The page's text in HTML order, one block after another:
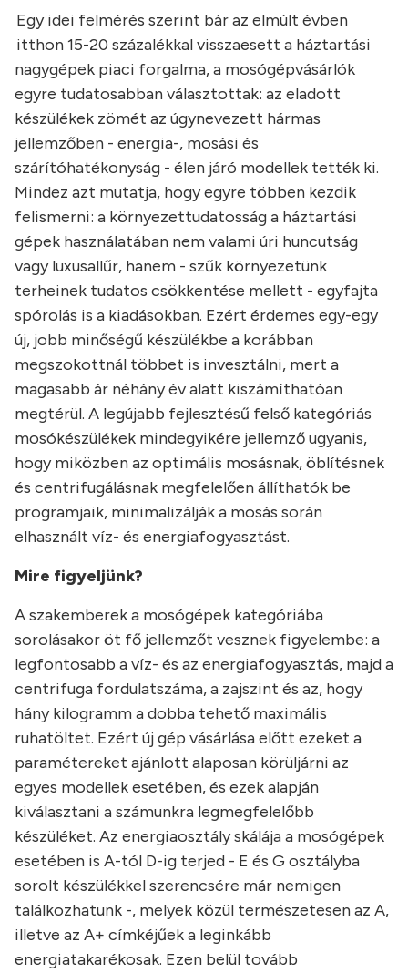
Egy idei felmérés szerint bár az elmúlt évben
itthon 15-20 százalékkal visszaesett a háztartási
nagygépek piaci forgalma, a mosógépvásárlók
egyre tudatosabban választottak: az eladott
készülékek zömét az úgynevezett hármas
jellemzőben - energia-, mosási és
szárítóhatékonyság - élen járó modellek tették ki.
Mindez azt mutatja, hogy egyre többen kezdik
felismerni: a környezettudatosság a háztartási
gépek használatában nem valami úri huncutság
vagy luxusallűr, hanem - szűk környezetünk
terheinek tudatos csökkentése mellett - egyfajta
spórolás is a kiadásokban. Ezért érdemes egy-egy
új, jobb minőségű készülékbe a korábban
megszokottnál többet is invesztálni, mert a
magasabb ár néhány év alatt kiszámíthatóan
megtérül. A legújabb fejlesztésű felső kategóriás
mosókészülékek mindegyikére jellemző ugyanis,
hogy miközben az optimális mosásnak, öblítésnek
és centrifugálásnak megfelelően állíthatók be
programjaik, minimalizálják a mosás során
elhasznált víz- és energiafogyasztást.
Mire figyeljünk?
A szakemberek a mosógépek kategóriába
sorolásakor öt fő jellemzőt vesznek figyelembe: a
legfontosabb a víz- és az energiafogyasztás, majd a
centrifuga fordulatszáma, a zajszint és az, hogy
hány kilogramm a dobba tehető maximális
ruhatöltet. Ezért új gép vásárlása előtt ezeket a
paramétereket ajánlott alaposan körüljárni az
egyes modellek esetében, és ezek alapján
kiválasztani a számunkra legmegfelelőbb
készüléket. Az energiaosztály skálája a mosógépek
esetében is A-tól D-ig terjed - E és G osztályba
sorolt készülékkel szerencsére már nemigen
találkozhatunk -, melyek közül természetesen az A,
illetve az A+ címkéjűek a leginkább
energiatakarékosak. Ezen belül tovább